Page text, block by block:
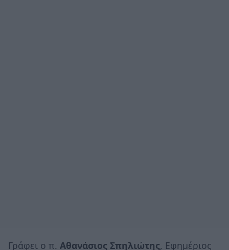
Γράφει ο π. Αθανάσιος Σπηλιώτης, Εφημέριος